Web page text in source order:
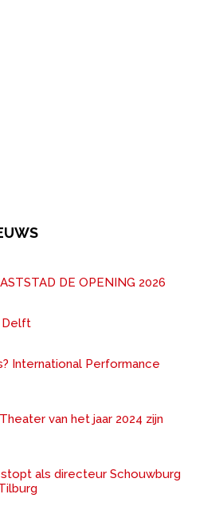
DE OPENING 2026
Delft
International Performance
van het jaar 2024 zijn
als directeur Schouwburg